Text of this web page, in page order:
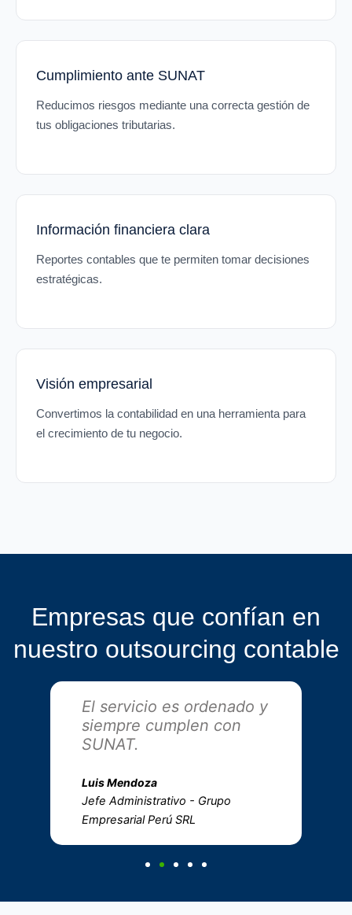
Cumplimiento ante SUNAT
Reducimos riesgos mediante una correcta gestión de
tus obligaciones tributarias.
Información financiera clara
Reportes contables que te permiten tomar decisiones
estratégicas.
Visión empresarial
Convertimos la contabilidad en una herramienta para
el crecimiento de tu negocio.
Empresas que confían en
nuestro outsourcing contable
El servicio es ordenado y
siempre cumplen con
SUNAT.
Luis Mendoza
Jefe Administrativo - Grupo
Empresarial Perú SRL